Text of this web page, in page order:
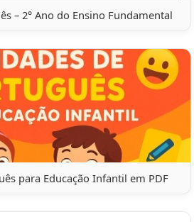
– 2° Ano do Ensino Fundamental
para Educação Infantil em PDF